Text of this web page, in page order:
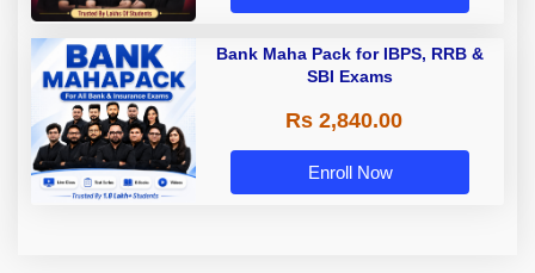
Bank Maha Pack for IBPS, RRB &
SBI Exams
Rs 2,840.00
Enroll Now